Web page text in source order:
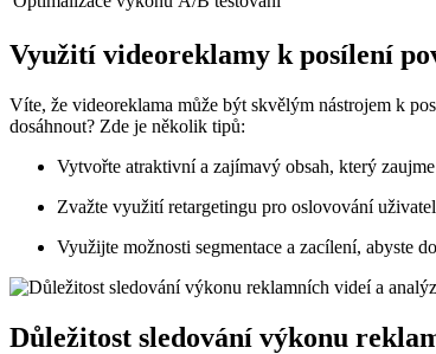
Využití videoreklamy k posílení
Víte, že videoreklama může být skvělým nástrojem k
dosáhnout? Zde je několik tipů:
Vytvořte atraktivní a zajímavý obsah, který
Zvažte využití retargetingu pro oslovování
Využijte možnosti segmentace a zacílení, abyste
Důležitost sledování výkonu